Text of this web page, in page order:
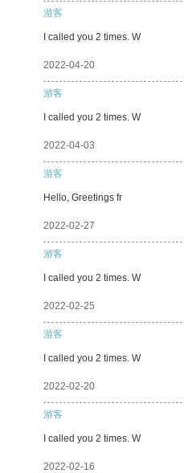
游客
I called you 2 times. W
2022-04-20
游客
I called you 2 times. W
2022-04-03
游客
Hello, Greetings fr
2022-02-27
游客
I called you 2 times. W
2022-02-25
游客
I called you 2 times. W
2022-02-20
游客
I called you 2 times. W
2022-02-16